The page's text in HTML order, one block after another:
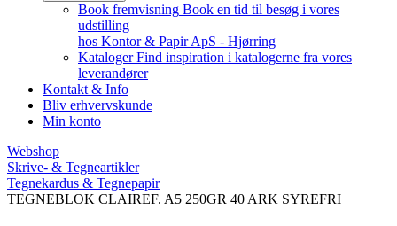
Book fremvisning Book en tid til besøg i vores
udstilling
hos Kontor & Papir ApS - Hjørring
Kataloger Find inspiration i katalogerne fra vores
leverandører
Kontakt & Info
Bliv erhvervskunde
Min konto
Webshop
Skrive- & Tegneartikler
Tegnekardus & Tegnepapir
TEGNEBLOK CLAIREF. A5 250GR 40 ARK SYREFRI